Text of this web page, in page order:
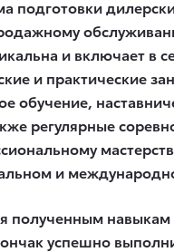
подготовки
и включает в
и практические
обучение,
регулярные
и
полученным
успешно